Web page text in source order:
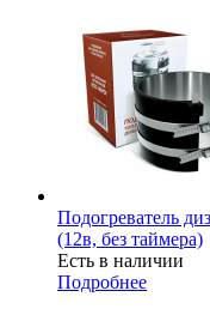
Подогреватель
(12в, без таймера)
Есть в наличии
Подробнее